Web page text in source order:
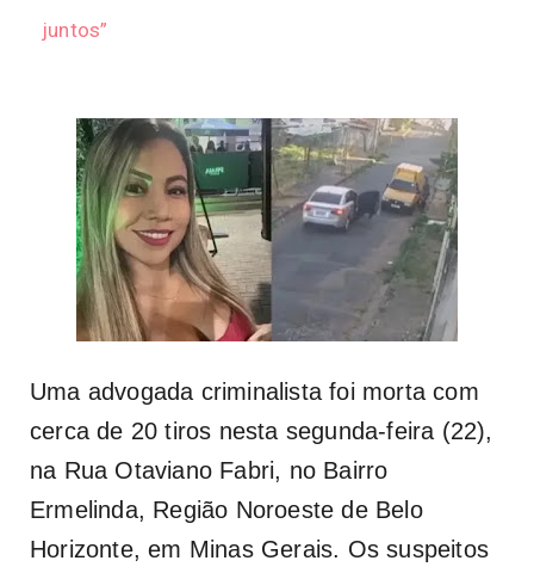
juntos”
Uma advogada criminalista foi morta com
cerca de 20 tiros nesta segunda-feira (22),
na Rua Otaviano Fabri, no Bairro
Ermelinda, Região Noroeste de Belo
Horizonte, em Minas Gerais. Os suspeitos